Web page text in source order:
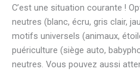
C’est une situation courante !
neutres (blanc, écru, gris clair,
motifs universels (animaux,
puériculture (siège auto,
neutres. Vous pouvez aussi